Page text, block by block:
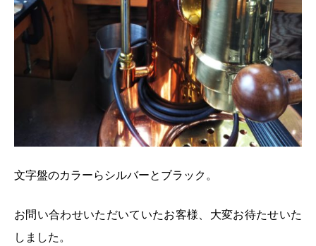
文字盤のカラーらシルバーとブラック。
お問い合わせいただいていたお客様、大変お待たせいた
しました。